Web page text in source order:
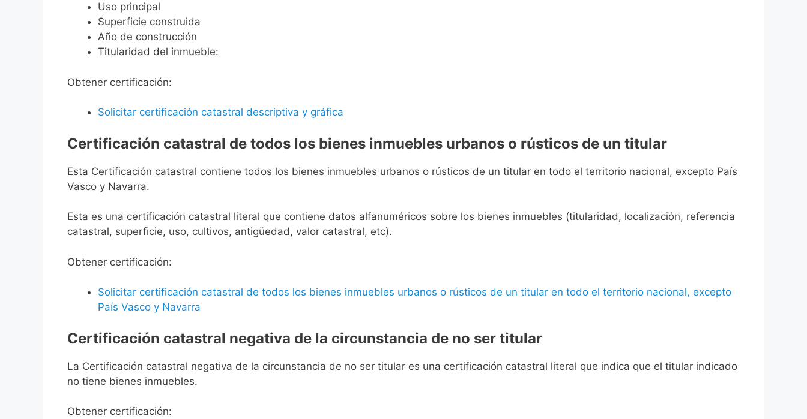
Uso principal
Superficie construida
Año de construcción
Titularidad del inmueble:
Obtener certificación:
Solicitar certificación catastral descriptiva y gráfica
Certificación catastral de todos los bienes inmuebles urbanos o rústicos de un titular
Esta Certificación catastral contiene todos los bienes inmuebles urbanos o rústicos de un titular en todo el territorio nacional, excepto País
Vasco y Navarra.
Esta es una certificación catastral literal que contiene datos alfanuméricos sobre los bienes inmuebles (titularidad, localización, referencia
catastral, superficie, uso, cultivos, antigüedad, valor catastral, etc).
Obtener certificación:
Solicitar certificación catastral de todos los bienes inmuebles urbanos o rústicos de un titular en todo el territorio nacional, excepto
País Vasco y Navarra
Certificación catastral negativa de la circunstancia de no ser titular
La Certificación catastral negativa de la circunstancia de no ser titular es una certificación catastral literal que indica que el titular indicado
no tiene bienes inmuebles.
Obtener certificación: